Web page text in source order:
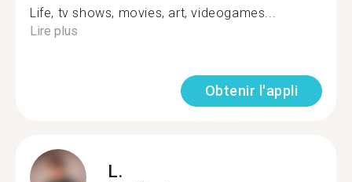
Life, tv shows, movies, art, videogames...
Lire plus
Obtenir l'appli
L.